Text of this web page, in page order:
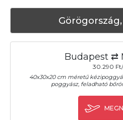
Budapest ⇄
30.290
40x30x20 cm méretű
poggyász, feladható